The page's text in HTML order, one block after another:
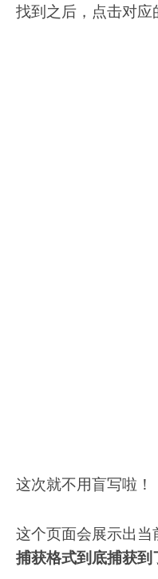
找到之后，点击对应
这次就不用盲写啦！
这个页面会展示出当
捕获格式到底捕获到